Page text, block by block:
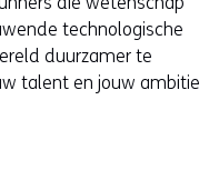
technologische
duurzamer te
talent en jouw ambitie